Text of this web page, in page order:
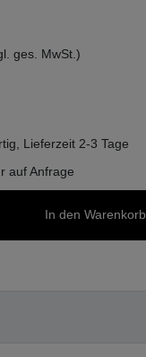
ges. MwSt.)
Lieferzeit 2-3 Tage
auf Anfrage
In den Warenkorb